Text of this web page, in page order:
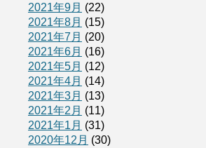
2021年9月 (22)
2021年8月 (15)
2021年7月 (20)
2021年6月 (16)
2021年5月 (12)
2021年4月 (14)
2021年3月 (13)
2021年2月 (11)
2021年1月 (31)
2020年12月 (30)